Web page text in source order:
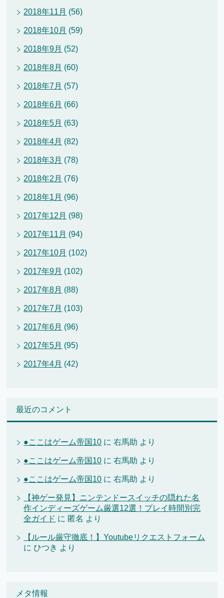
2018年11月 (56)
2018年10月 (59)
2018年9月 (52)
2018年8月 (60)
2018年7月 (57)
2018年6月 (66)
2018年5月 (63)
2018年4月 (82)
2018年3月 (78)
2018年2月 (76)
2018年1月 (96)
2017年12月 (98)
2017年11月 (94)
2017年10月 (102)
2017年9月 (102)
2017年8月 (88)
2017年7月 (103)
2017年6月 (96)
2017年5月 (95)
2017年4月 (42)
最近のコメント
●ここはゲーム帝国10 に右馬助 より
●ここはゲーム帝国10 に右馬助 より
●ここはゲーム帝国10 に右馬助 より
【神ゲー発見】ニンテンドースイッチの隠れた名
作インディーズゲーム厳選12選！プレイ時間別完
全ガイド に 匿名 より
【ルール厳守徹底！】Youtubeリクエストフォーム
にひつき より
メタ情報